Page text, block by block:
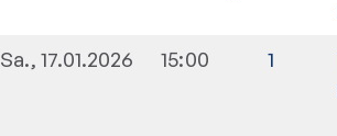
Sa., 17.01.2026 15:00 1